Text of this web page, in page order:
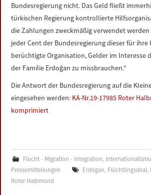
Bundesregierung nicht. Das Geld fließt
türkischen Regierung kontrollierte
die Zahlungen zweckmäßig verwendet
jeder Cent der Bundesregierung dieser für
berüchtigte Organisation, Gelder im Interesse
der Familie Erdoğan zu missbrauchen.“
Die Antwort der Bundesregierung auf die
eingesehen werden: KA-Nr.19-17985 Roter
komprimiert
Flucht - Migration - Integration,
Pressemitteilungen
Erdogan, Flüchtlingsdeal,
Roter Halbmond